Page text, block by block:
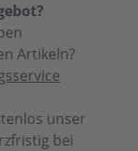
Artikeln?
unser
bei